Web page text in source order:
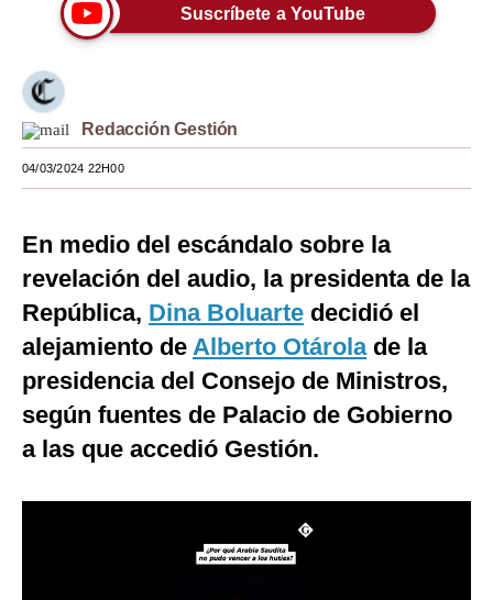
Lujo
Viajes
Moda
Estilos
EEUU
España
Internacional
Tecnología
Suscríbete a YouTube
Redacción Gestión
04/03/2024 22H00
En medio del escándalo sobre la
revelación del audio, la presidenta de la
República, Dina Boluarte decidió el
alejamiento de Alberto Otárolade la
presidencia del Consejo de Ministros,
según fuentes de Palacio de Gobierno
a las que accedió Gestión.